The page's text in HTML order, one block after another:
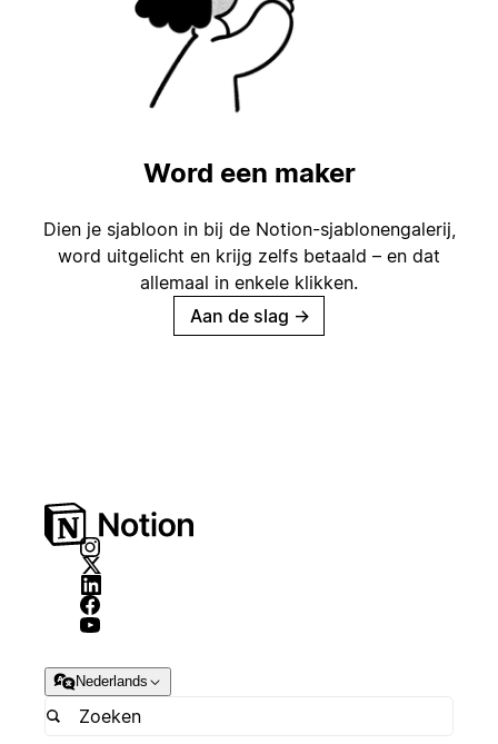
Word een maker
Dien je sjabloon in bij de Notion-sjablonengalerij,
word uitgelicht en krijg zelfs betaald – en dat
allemaal in enkele klikken.
Aan de slag →
Nederlands